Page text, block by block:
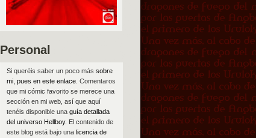
Personal
Si queréis saber un poco más sobre
mi, pues en este enlace. Comentaros
que mi cómic favorito se merece una
sección en mi web, así que aquí
tenéis disponible una guía detallada
del universo Hellboy. El contenido de
este blog está bajo una licencia de